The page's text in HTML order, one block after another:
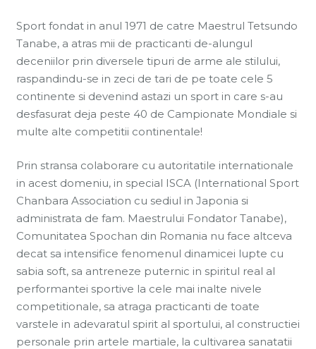
Sport fondat in anul 1971 de catre Maestrul Tetsundo
Tanabe, a atras mii de practicanti de-alungul
deceniilor prin diversele tipuri de arme ale stilului,
raspandindu-se in zeci de tari de pe toate cele 5
continente si devenind astazi un sport in care s-au
desfasurat deja peste 40 de Campionate Mondiale si
multe alte competitii continentale!
Prin stransa colaborare cu autoritatile internationale
in acest domeniu, in special ISCA (International Sport
Chanbara Association cu sediul in Japonia si
administrata de fam. Maestrului Fondator Tanabe),
Comunitatea Spochan din Romania nu face altceva
decat sa intensifice fenomenul dinamicei lupte cu
sabia soft, sa antreneze puternic in spiritul real al
performantei sportive la cele mai inalte nivele
competitionale, sa atraga practicanti de toate
varstele in adevaratul spirit al sportului, al constructiei
personale prin artele martiale, la cultivarea sanatatii